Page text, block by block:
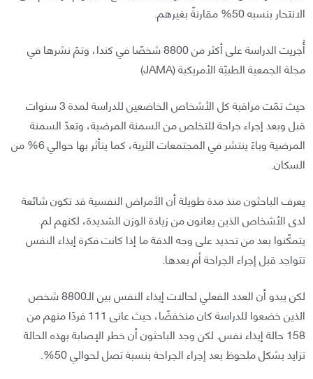
الانتحار بنسبه 50% مقارنةً بغيرهم.
أُجريت الدراسة على أكثر من 8800 شخصًا في كندا، وتمّ نشرها في
مجلة الجمعية الطبيّة الأمريكية (JAMA)
حيث تمّت مراقبة كل الأشخاص الخاضعين للدراسة لمدة 3 سنوات
قبل وبعد إجراء جراحة للتخلص من السمنة المرضية، وتعدّ السمنة
المرضية وباءً ينتشر في المجتمعات الثرية، كما يتأثر بها حوالي 6% من
السكان.
يعرف الباحثون منذ مدة طويلة أن الأمراض النفسية قد تكون شائعة
لدى الأشخاص الذين يعانون من زيادة الوزن الشديدة، لكنهم لم
يتمكّنوا بعد من تحديد على وجه الدقة ما إذا كانت فكرة إيذاء النفس
تتواجد قبل إجراء الجراحة أم بعدها.
لكن يبدو أن العدد الفعلي لحالات إيذاء النفس بين الـ8800 شخص
الذين خضعوا للدراسة كان منخفضًا، حيث عانى 111 فردًا منهم من
158 حالة إيذاء نفس. لكن وجد الباحثون أن خطر الإصابة بهذه الحالة
تزايد بشكل ملحوظ بعد إجراء الجراحة بنسبة تصل لحوالي 50%.